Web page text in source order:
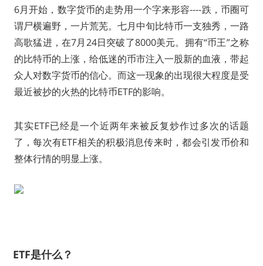
6月开始，数字货币的走势用一个字来形容----跌，币圈可
谓尸横遍野，一片荒芜。七月中旬比特币一支独秀，一路
高歌猛进，在7月24日突破了8000美元。拥有“币王”之称
的比特币的上涨，给低迷的币市注入一股新的血液，带起
众人对数字货币的信心。而这一现象的出现很大程度是受
最近被抄的火热的比特币ETF的影响。
其实ETF已经是一个近两年来被反复炒作过多次的话题
了，每次有ETF相关的积极消息传来时，都会引发币价和
整体行情的明显上涨。
ETF是什么？